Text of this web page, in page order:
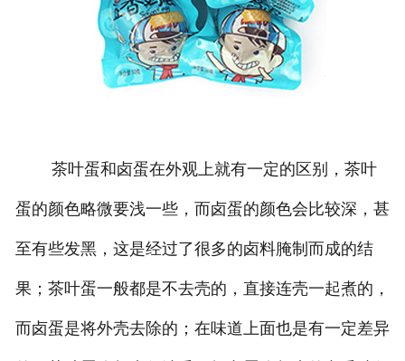
茶叶蛋和卤蛋在外观上就有一定的区别，茶叶
蛋的颜色略微要浅一些，而卤蛋的颜色会比较深，甚
至有些发黑，这是经过了很多的卤料腌制而成的结
果；茶叶蛋一般都是不去壳的，直接连壳一起煮的，
而卤蛋是将外壳去除的；在味道上面也是有一定差异